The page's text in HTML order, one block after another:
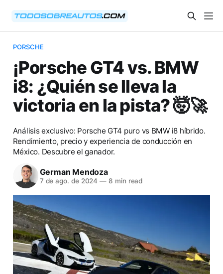
PORSCHE
¡Porsche GT4 vs. BMW
i8: ¿Quién se lleva la
victoria en la pista? 🤯🚀
Análisis exclusivo: Porsche GT4 puro vs BMW i8 híbrido.
Rendimiento, precio y experiencia de conducción en
México. Descubre el ganador.
German Mendoza
7 de ago. de 2024 — 8 min read